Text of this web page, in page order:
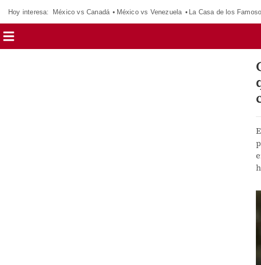
Hoy interesa: México vs Canadá México vs Venezuela La Casa de los